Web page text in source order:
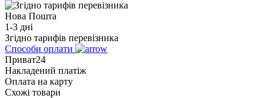
Нова Пошта
1-3 дні
Згідно тарифів перевізника
Способи оплати
Приват24
Накладений платіж
Оплата на карту
Схожі товари